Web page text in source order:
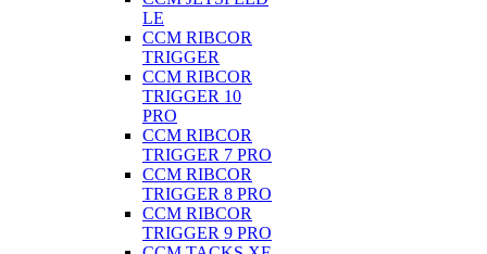
LE
CCM RIBCOR
TRIGGER
CCM RIBCOR
TRIGGER 10
PRO
CCM RIBCOR
TRIGGER 7 PRO
CCM RIBCOR
TRIGGER 8 PRO
CCM RIBCOR
TRIGGER 9 PRO